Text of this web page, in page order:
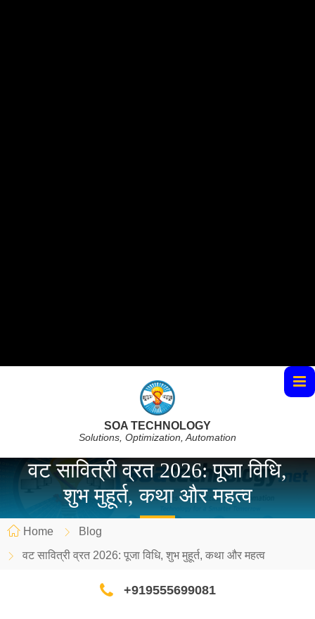
SOA TECHNOLOGY
Solutions, Optimization, Automation
वट सावित्री व्रत 2026: पूजा विधि,
शुभ मुहूर्त, कथा और महत्व
Home
Blog
वट सावित्री व्रत 2026: पूजा विधि, शुभ मुहूर्त, कथा और महत्व
+919555699081